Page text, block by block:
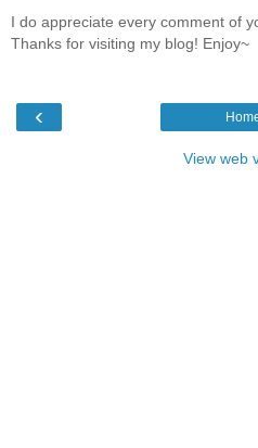
I do appreciate every comment of
Thanks for visiting my blog! Enjoy~
‹
View web